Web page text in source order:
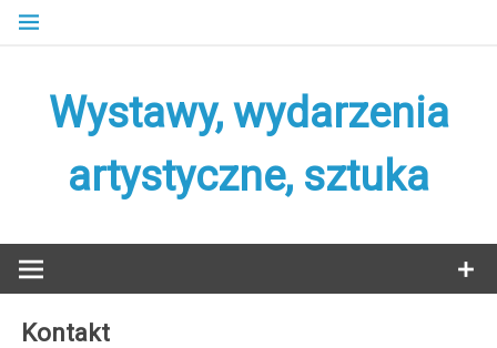
Skip
Wystawy, wydarzenia
artystyczne, sztuka
Kontakt